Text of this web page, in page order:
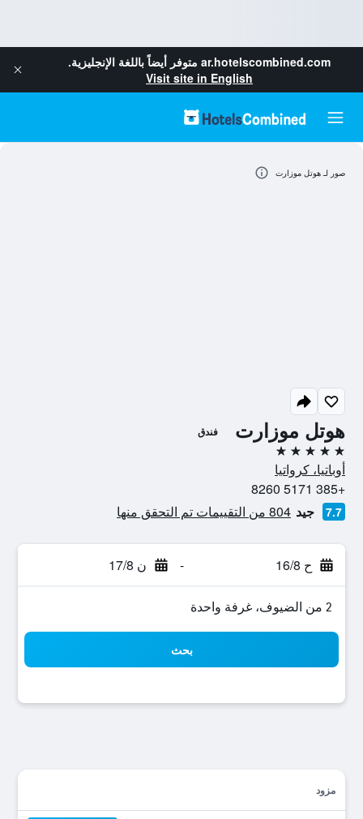
ar.hotelscombined.com متوفر أيضاً باللغة الإنجليزية.
Visit site in English
هوتل موزارت فندق
5 نجوم
أوباتيا، كرواتيا
+385 5171 8260
7.7 جيد 804 من التقييمات تم التحقق منها
ح 16/8 - ن 17/8
2 من الضيوف، غرفة واحدة
بحث
مزود
صور لـ هوتل موزارت